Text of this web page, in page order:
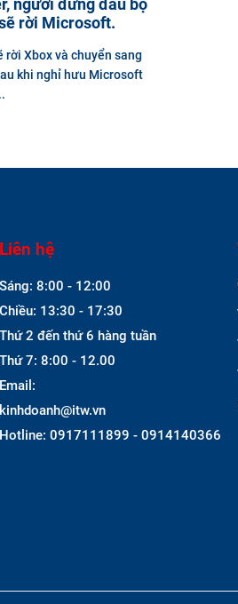
người đứng đầu bộ
rời Microsoft.
rời Xbox và chuyển sang
khi nghỉ hưu Microsoft
Liên hệ
Sáng: 8:00 - 12:00
Chiều: 13:30 - 17:30
Thứ 2 đến thứ 6 hàng tuần
Thứ 7: 8:00 - 12.00
Email:
kinhdoanh@itw.vn
Hotline: 0917111899 - 0914140366